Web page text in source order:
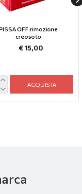
OFF rimozione
creosoto
€ 15,00
ACQUISTA